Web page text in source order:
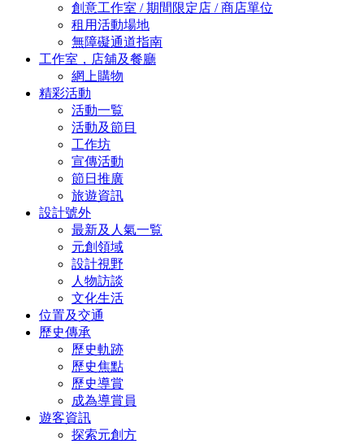
創意工作室 / 期間限定店 / 商店單位
租用活動場地
無障礙通道指南
工作室，店舖及餐廳
網上購物
精彩活動
活動一覧
活動及節目
工作坊
宣傳活動
節日推廣
旅遊資訊
設計號外
最新及人氣一覧
元創領域
設計視野
人物訪談
文化生活
位置及交通
歷史傳承
歷史軌跡
歷史焦點
歷史導賞
成為導賞員
遊客資訊
探索元創方